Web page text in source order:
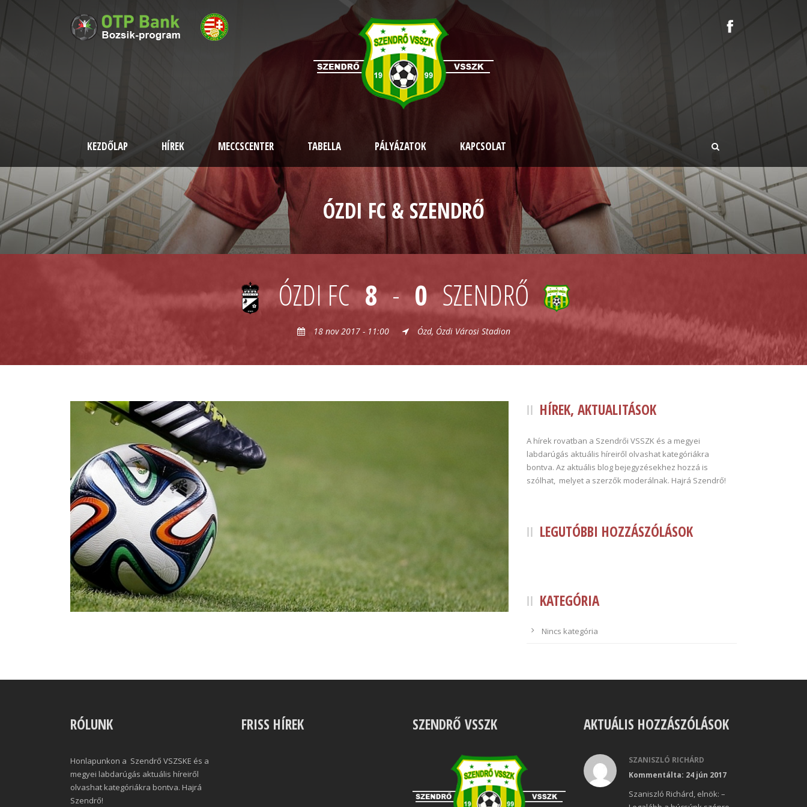
KEZDŐLAP HÍREK MECCSCENTER TABELLA PÁLYÁZATOK KAPCSOLAT
ÓZDI FC & SZENDRŐ
ÓZDI FC 8 - 0 SZENDRŐ
18 nov 2017 - 11:00 Ózd, Ózdi Városi Stadion
HÍREK, AKTUALITÁSOK
A hírek rovatban a Szendrői VSSZK és a megyei
labdarúgás aktuális híreiről olvashat kategóriákra
bontva. Az aktuális blog bejegyzésekhez hozzá is
szólhat, melyet a szerzők moderálnak. Hajrá Szendrő!
LEGUTÓBBI HOZZÁSZÓLÁSOK
KATEGÓRIA
Nincs kategória
RÓLUNK
Honlapunkon a Szendrő VSZSKE és a
megyei labdarúgás aktuális híreiről
olvashat kategóriákra bontva. Hajrá
Szendrő!
FRISS HÍREK SZENDRŐ VSSZK AKTUÁLIS HOZZÁSZÓLÁSOK
SZANISZLÓ RICHÁRD
Kommentálta: 24 jún 2017
Szaniszló Richárd, elnök: –